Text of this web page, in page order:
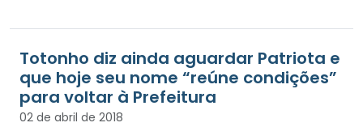
Totonho diz ainda aguardar Patriota e
que hoje seu nome “reúne condições”
para voltar à Prefeitura
02 de abril de 2018